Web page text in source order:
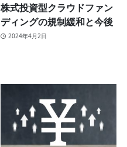
株式投資型クラウドファン
ディングの規制緩和と今後
2024年4月2日